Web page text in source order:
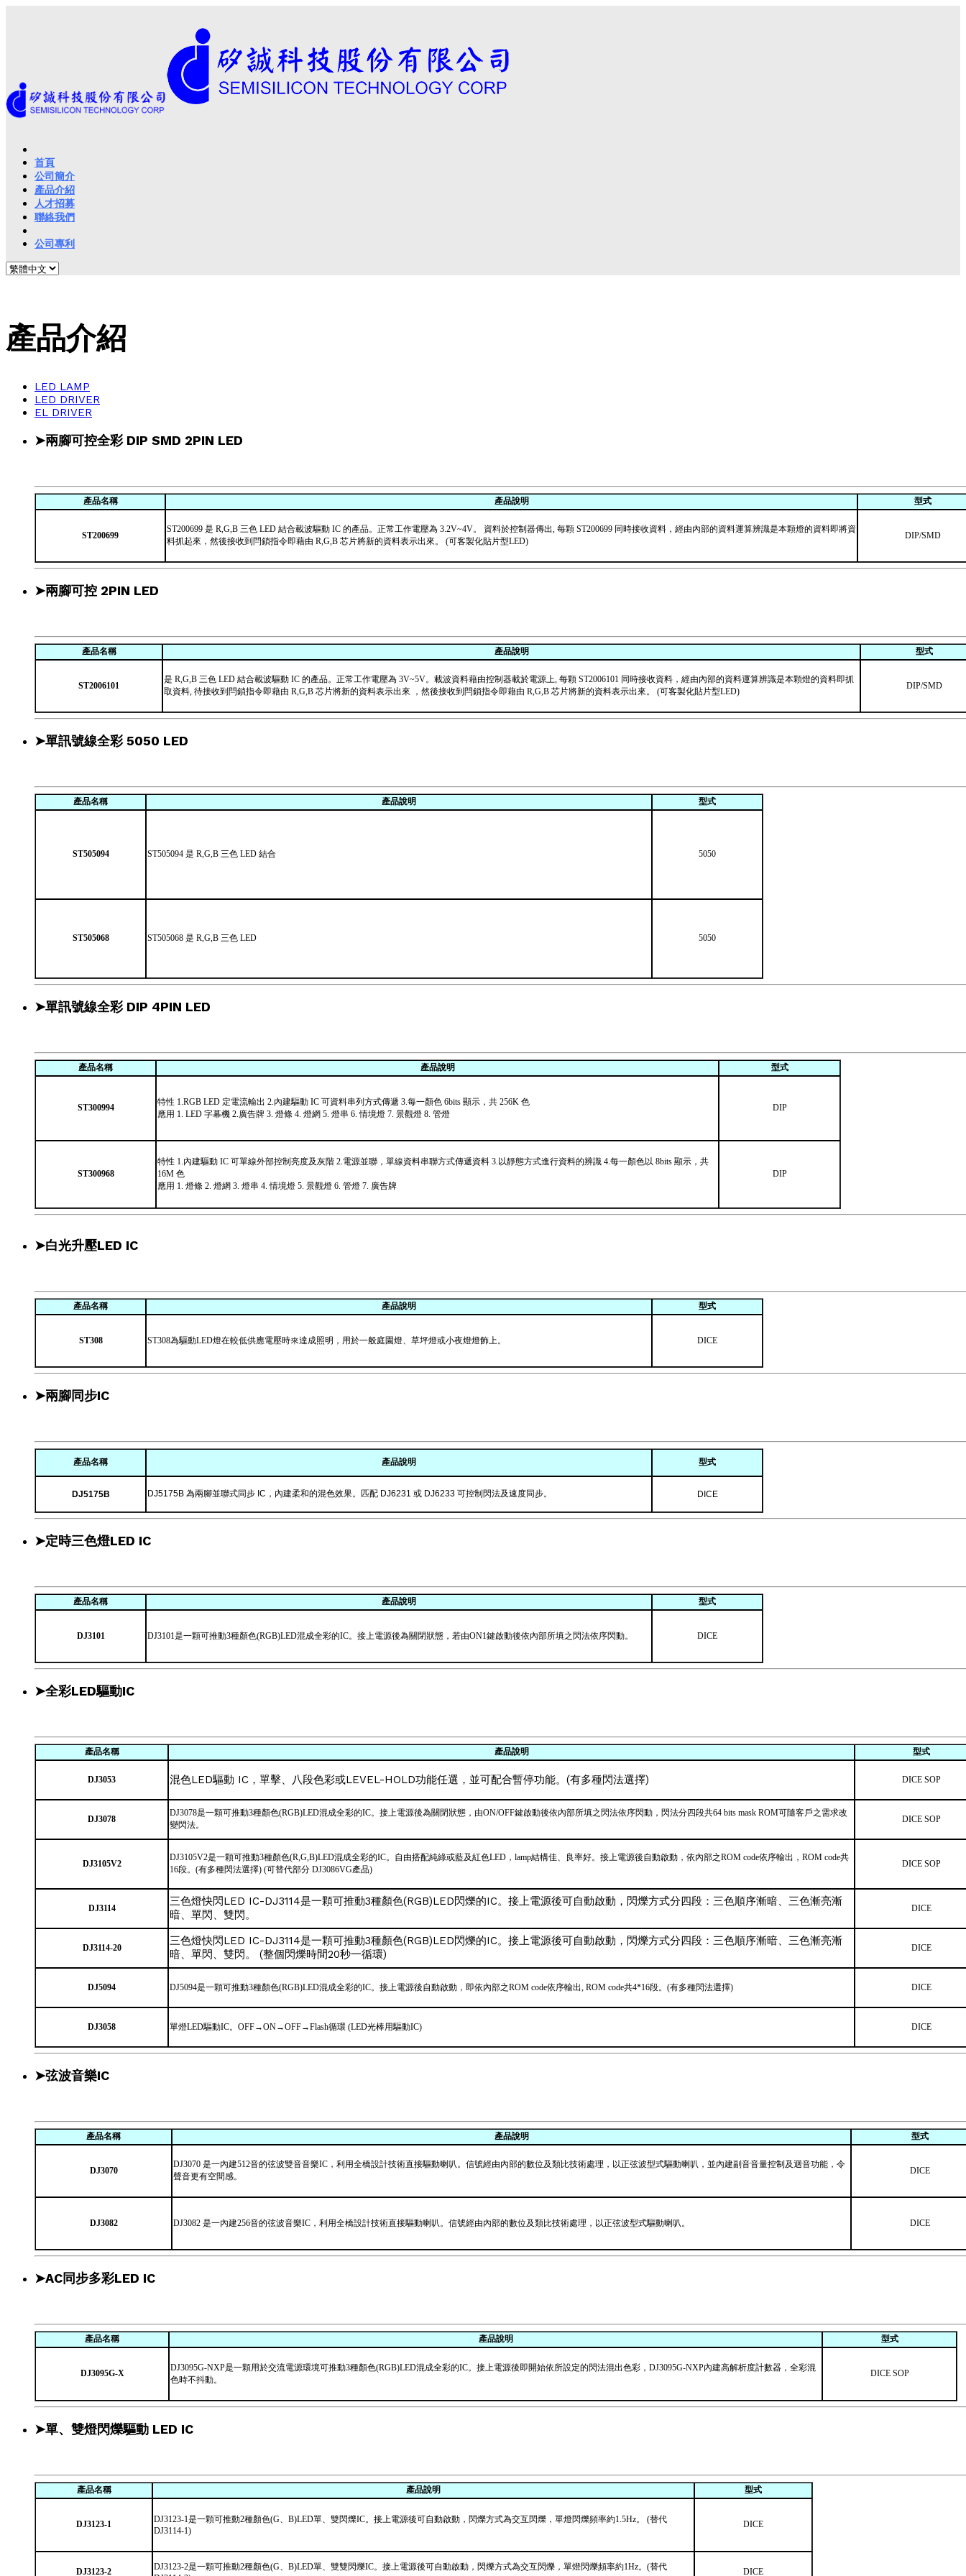
首頁
公司簡介
產品介紹
人才招募
聯絡我們
公司專利
產品介紹
LED LAMP
LED DRIVER
EL DRIVER
➤兩腳可控全彩 DIP SMD 2PIN LED
產品名稱 產品說明 型式
ST200699
ST200699 是 R,G,B 三色 LED 結合載波驅動 IC 的產品。正常工作電壓為 3.2V~4V。 資料於控制器傳出, 每顆 ST200699 同時接收資料，經由內部的資料運算辨識是本顆燈的資料即將資
料抓起來，然後接收到閂鎖指令即藉由 R,G,B 芯片將新的資料表示出來。 (可客製化貼片型LED)
DIP/SMD
➤兩腳可控 2PIN LED
產品名稱 產品說明 型式
ST2006101
是 R,G,B 三色 LED 結合載波驅動 IC 的產品。正常工作電壓為 3V~5V。載波資料藉由控制器載於電源上, 每顆 ST2006101 同時接收資料，經由內部的資料運算辨識是本顆燈的資料即抓
取資料, 待接收到閂鎖指令即藉由 R,G,B 芯片將新的資料表示出來 ，然後接收到閂鎖指令即藉由 R,G,B 芯片將新的資料表示出來。 (可客製化貼片型LED)
DIP/SMD
➤單訊號線全彩 5050 LED
產品名稱 產品說明 型式
ST505094 ST505094 是 R,G,B 三色 LED 結合 5050
ST505068 ST505068 是 R,G,B 三色 LED 5050
➤單訊號線全彩 DIP 4PIN LED
產品名稱 產品說明 型式
ST300994
特性 1.RGB LED 定電流輸出 2.內建驅動 IC 可資料串列方式傳遞 3.每一顏色 6bits 顯示，共 256K 色
應用 1. LED 字幕機 2.廣告牌 3. 燈條 4. 燈網 5. 燈串 6. 情境燈 7. 景觀燈 8. 管燈
DIP
ST300968
特性 1.內建驅動 IC 可單線外部控制亮度及灰階 2.電源並聯，單線資料串聯方式傳遞資料 3.以靜態方式進行資料的辨識 4.每一顏色以 8bits 顯示，共
16M 色
應用 1. 燈條 2. 燈網 3. 燈串 4. 情境燈 5. 景觀燈 6. 管燈 7. 廣告牌
DIP
➤白光升壓LED IC
產品名稱 產品說明 型式
ST308 ST308為驅動LED燈在較低供應電壓時來達成照明，用於一般庭園燈、草坪燈或小夜燈燈飾上。 DICE
➤兩腳同步IC
產品名稱 產品說明 型式
DJ5175B DJ5175B 為兩腳並聯式同步 IC，內建柔和的混色效果。匹配 DJ6231 或 DJ6233 可控制閃法及速度同步。 DICE
➤定時三色燈LED IC
產品名稱 產品說明 型式
DJ3101 DJ3101是一顆可推動3種顏色(RGB)LED混成全彩的IC。接上電源後為關閉狀態，若由ON1鍵啟動後依內部所填之閃法依序閃動。 DICE
➤全彩LED驅動IC
產品名稱 產品說明 型式
DJ3053 混色LED驅動 IC，單擊、八段色彩或LEVEL-HOLD功能任選，並可配合暫停功能。(有多種閃法選擇) DICE SOP
DJ3078
DJ3078是一顆可推動3種顏色(RGB)LED混成全彩的IC。接上電源後為關閉狀態，由ON/OFF鍵啟動後依內部所填之閃法依序閃動，閃法分四段共64 bits mask ROM可隨客戶之需求改
變閃法。
DICE SOP
DJ3105V2
DJ3105V2是一顆可推動3種顏色(R,G,B)LED混成全彩的IC。自由搭配純綠或藍及紅色LED，lamp結構佳、良率好。接上電源後自動啟動，依內部之ROM code依序輸出，ROM code共
16段。(有多種閃法選擇) (可替代部分 DJ3086VG產品)
DICE SOP
DJ3114
三色燈快閃LED IC-DJ3114是一顆可推動3種顏色(RGB)LED閃爍的IC。接上電源後可自動啟動，閃爍方式分四段：三色順序漸暗、三色漸亮漸
暗、單閃、雙閃。
DICE
DJ3114-20
三色燈快閃LED IC-DJ3114是一顆可推動3種顏色(RGB)LED閃爍的IC。接上電源後可自動啟動，閃爍方式分四段：三色順序漸暗、三色漸亮漸
暗、單閃、雙閃。 (整個閃爍時間20秒一循環)
DICE
DJ5094 DJ5094是一顆可推動3種顏色(RGB)LED混成全彩的IC。接上電源後自動啟動，即依內部之ROM code依序輸出, ROM code共4*16段。(有多種閃法選擇) DICE
DJ3058 單燈LED驅動IC。OFF→ON→OFF→Flash循環 (LED光棒用驅動IC) DICE
➤弦波音樂IC
產品名稱 產品說明 型式
DJ3070
DJ3070 是一內建512音的弦波雙音音樂IC，利用全橋設計技術直接驅動喇叭。信號經由內部的數位及類比技術處理，以正弦波型式驅動喇叭，並內建副音音量控制及迴音功能，令
聲音更有空間感。
DICE
DJ3082 DJ3082 是一內建256音的弦波音樂IC，利用全橋設計技術直接驅動喇叭。信號經由內部的數位及類比技術處理，以正弦波型式驅動喇叭。 DICE
➤AC同步多彩LED IC
產品名稱 產品說明 型式
DJ3095G-X
DJ3095G-NXP是一顆用於交流電源環境可推動3種顏色(RGB)LED混成全彩的IC。接上電源後即開始依所設定的閃法混出色彩，DJ3095G-NXP內建高解析度計數器，全彩混
色時不抖動。
DICE SOP
➤單、雙燈閃爍驅動 LED IC
產品名稱 產品說明 型式
DJ3123-1
DJ3123-1是一顆可推動2種顏色(G、B)LED單、雙閃爍IC。接上電源後可自動啟動，閃爍方式為交互閃爍，單燈閃爍頻率約1.5Hz。 (替代
DJ3114-1)
DICE
DJ3123-2
DJ3123-2是一顆可推動2種顏色(G、B)LED單、雙雙閃爍IC。接上電源後可自動啟動，閃爍方式為交互閃爍，單燈閃爍頻率約1Hz。(替代
DICE